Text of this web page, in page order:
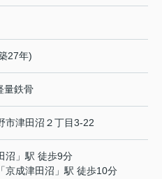
27年)
量鉄骨
市津田沼 ２丁目3-22
沼 」駅 徒歩9分
「京成津田沼 」駅 徒歩10分